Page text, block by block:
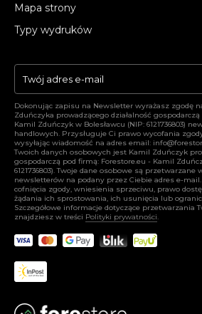
Mapa strony
Typy wydruków
Dokonując zapisu na Newsletter wyrażasz zgodę
Zduńczyka prowadzącego działalność
Kamil Zduńczyk w Bolesławcu (NIP: 6121736803)
handlowych. Przysługuje Ci prawo wycofania
wysyłając wiadomość na adres email:
Twoich danych osobowych jest Kamil Zduńczyk
gospodarczą pod firmą: Forestore.eu - Kamil
6121736803). Twoje dane osobowe są przetwarzane
newsletterów na podany przez Ciebie adres e-
cofnięcia zgody, wniesienia sprzeciwu, prawo
żądania ich sprostowania, ich usunięcia lub
Szczegółowe informacje dotyczące przetwarzania
znajdziesz w treści Polityki prywatności.